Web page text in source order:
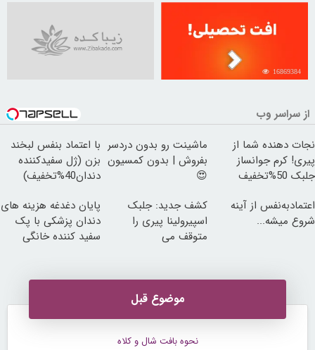
16869384
از سراسر وب
نجات دهنده شما از
پیری! کرم جوانساز
جلبک 50%تخفیف
ماشینت رو بدون دردسر
بفروش | بدون کمسیون
😍
با اعتماد بنفس لبخند
بزن (ژل سفیدکننده
دندان40%تخفیف)
اعتمادبه‌نفس از آینه
شروع میشه...
کشف جدید: جلبک
اسپیرولینا پیری را
متوقف می
پایان دغدغه هزینه های
دندان پزشکی با پک
سفید کننده خانگی
موضوع قبل
نحوه بافت شال و کلاه